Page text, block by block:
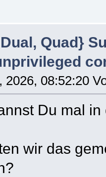
Quad}
2026, 08:52:20
Du mal
wir das